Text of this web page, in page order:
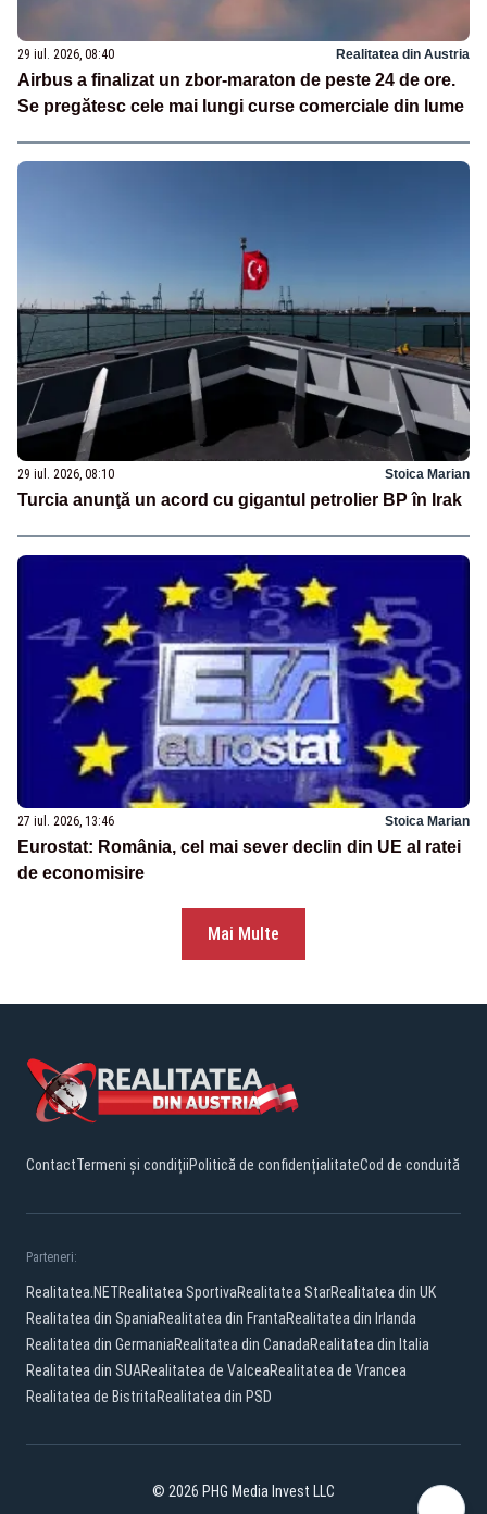
29 iul. 2026, 08:40 Realitatea din Austria
Airbus a finalizat un zbor-maraton de peste 24 de ore.
Se pregătesc cele mai lungi curse comerciale din lume
29 iul. 2026, 08:10 Stoica Marian
Turcia anunţă un acord cu gigantul petrolier BP în Irak
27 iul. 2026, 13:46 Stoica Marian
Eurostat: România, cel mai sever declin din UE al ratei
de economisire
Mai Multe
ContactTermeni și condițiiPolitică de confidențialitateCod de conduită
Parteneri:
Realitatea.NETRealitatea SportivaRealitatea StarRealitatea din UK
Realitatea din SpaniaRealitatea din FrantaRealitatea din Irlanda
Realitatea din GermaniaRealitatea din CanadaRealitatea din Italia
Realitatea din SUARealitatea de ValceaRealitatea de Vrancea
Realitatea de BistritaRealitatea din PSD
© 2026 PHG Media Invest LLC